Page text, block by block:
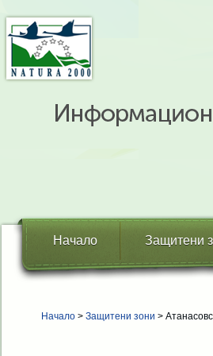
Начало Защитени
Начало > Защитени зони >